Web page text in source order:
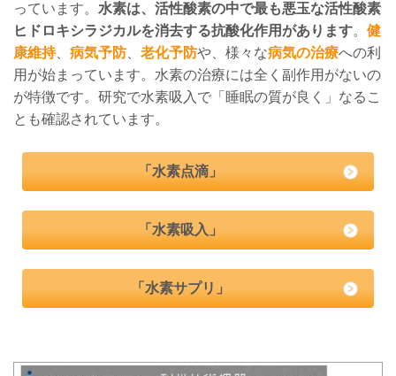
っています。 水素は、活性酸素の中で最も悪玉な活性酸素
ヒドロキシラジカルを消去する抗酸化作用があります。 健
康維持、 病気予防、 老化予防や、様々な病気の治療への利
用が始まっています。水素の治療には全く副作用がないの
が特徴です。研究で水素吸入で「睡眠の質が良く」なるこ
とも確認されています。
「水素点滴」
「水素吸入」
「水素サプリ」